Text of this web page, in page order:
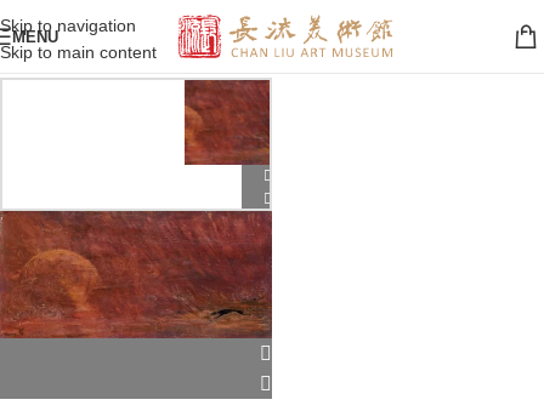
Skip to navigation
Skip to main content
MENU